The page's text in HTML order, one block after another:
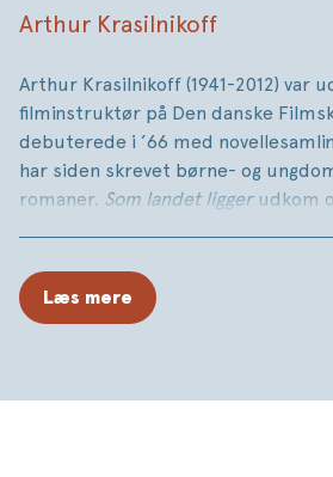
Arthur Krasilnikoff
Arthur Krasilnikoff (1941-2012) var
filminstruktør på Den danske
debuterede i ’66 med
har siden skrevet børne- og
romaner. Som landet ligger udkom
Læs mere